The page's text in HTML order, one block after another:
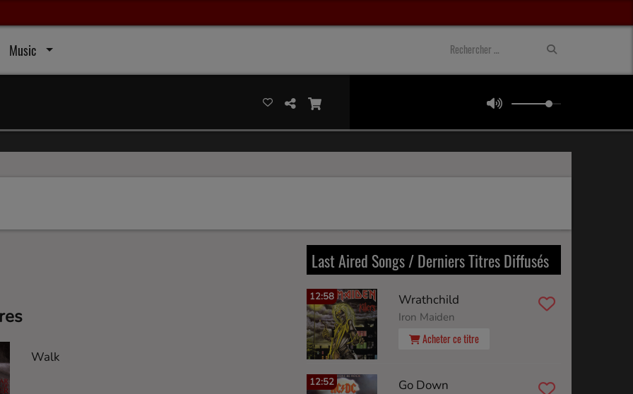
Music
Walk
Last Aired Songs / Derniers Titres Diffusés
12:58 Wrathchild
Iron Maiden
Acheter ce titre
12:52 Go Down